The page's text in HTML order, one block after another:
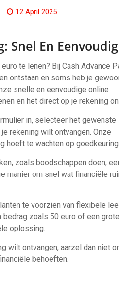
12 April 2025
Snel En
te lenen? Bij Cash Advance
ontstaan en soms heb je
snelle en eenvoudige online
en het direct op je rekening
in, selecteer het gewenste
rekening wilt ontvangen. Onze
hoeft te wachten op goedkeuring.
zoals boodschappen doen,
manier om snel wat financiële
te voorzien van flexibele
zoals 50 euro of een
oplossing.
wilt ontvangen, aarzel dan niet
behoeften.